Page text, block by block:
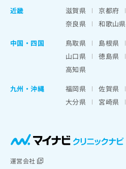
近畿
滋賀県 京都府
奈良県
和歌山県
中国・四国
鳥取県 島根県
山口県
徳島県
高知県
九州・沖縄
福岡県 佐賀県
大分県
宮崎県
運営会社